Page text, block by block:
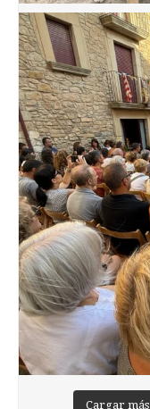
Cargar más